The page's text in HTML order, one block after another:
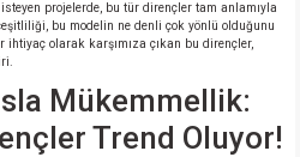
projelerde, bu tür dirençler tam anlamıyla
bu modelin ne denli çok yönlü olduğunu
olarak karşımıza çıkan bu dirençler,
Mükemmellik:
Trend Oluyor!